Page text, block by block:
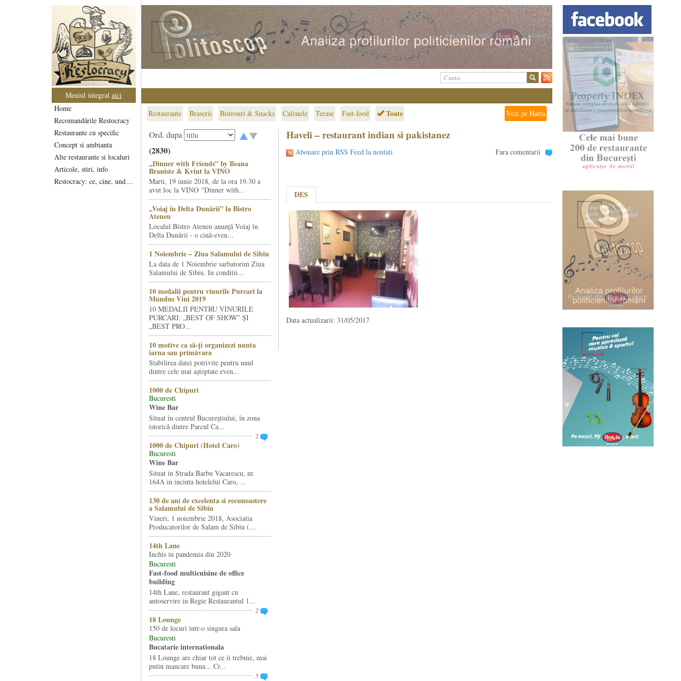
Meniul integralaici
Home
Recomandările Restocracy
Restaurante cu specific
Concept si ambianta
Alte restaurante si localuri
Articole, stiri, info
Restocracy: ce, cine, unde...
Restaurante Braserii Bistrouri & Snacks Cafenele Terase Fast-food Toate Vezi pe Harta
Ord. dupa
(2830)
„Dinner with Friends” by Ileana
Braniste & Kvint la VINO
Marti, 19 iunie 2018, de la ora 19.30 a
avut loc la VINO "Dinner with...
„Voiaj în Delta Dunării” la Bistro
Ateneu
Localul Bistro Ateneu anunță Voiaj în
Delta Dunării - o cină-even...
1 Noiembrie – Ziua Salamului de Sibiu
La data de 1 Noiembrie sarbatorim Ziua
Salamului de Sibiu. In conditii...
10 medalii pentru vinurile Purcari la
Mundus Vini 2019
10 MEDALII PENTRU VINURILE
PURCARI: „BEST OF SHOW” ȘI
„BEST PRO...
10 motive ca să-ți organizezi nunta
iarna sau primăvara
Stabilirea datei potrivite pentru unul
dintre cele mai așteptate even...
1000 de Chipuri
Bucuresti
Wine Bar
Situat în centrul Bucureştiului, în zona
istorică dintre Parcul Ca...
2
1000 de Chipuri (Hotel Caro)
Bucuresti
Wine Bar
Situat in Strada Barbu Vacarescu, nr.
164A in incinta hotelelui Caro, ...
130 de ani de excelenta si recunoastere
a Salamului de Sibiu
Vineri, 1 noiembrie 2018, Asociatia
Producatorilor de Salam de Sibiu (...
14th Lane
Inchis in pandemia din 2020
Bucuresti
Fast-food multicuisine de office
building
14th Lane, restaurant gigant cu
autoservire in Regie Restaurantul 1...
2
18 Lounge
150 de locuri intr-o singura sala
Bucuresti
Bucatarie internationala
18 Lounge are chiar tot ce ii trebuie, mai
putin mancare buna... Cr...
5
Haveli – restaurant indian si pakistanez
Abonare prin RSS Feed la noutati Fara comentarii
DES
Data actualizarii: 31/05/2017